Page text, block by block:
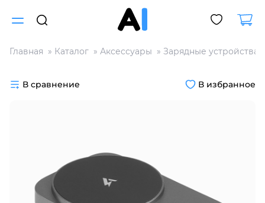
Главная Каталог Аксессуары Зарядные устройства
В сравнение В избранное
Разбейте
График платежей